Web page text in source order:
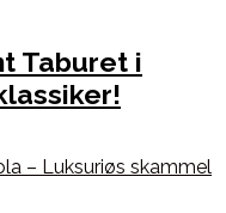
Taburet i